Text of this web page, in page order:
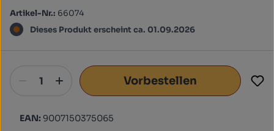
Artikel-Nr.: 66074
Dieses Produkt erscheint ca. 01.09.2026
Vorbestellen
EAN: 9007150375065